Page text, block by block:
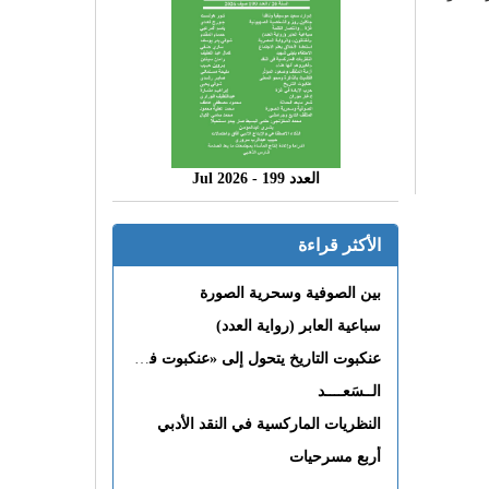
العدد 199 - 2026 Jul
الأكثر قراءة
بين الصوفية وسحرية الصورة
سباعية العابر (رواية العدد)
عنكبوت التاريخ يتحول إلى «عنكبوت فى القلب»
الــسَعــــد
النظريات الماركسية في النقد الأدبي
أربع مسرحيات